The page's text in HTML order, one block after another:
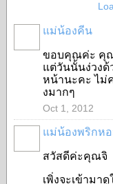
แม่น้องคีน
ขอบคุณค่ะ คุณ
แต่วันนั้นง่วงด้
หน้านะคะ ไม่ค่
งมากๆ
Oct 1, 2012
แม่น้องพริกห
สวัสดีค่ะคุณจิ
เพิ่งจะเข้ามา